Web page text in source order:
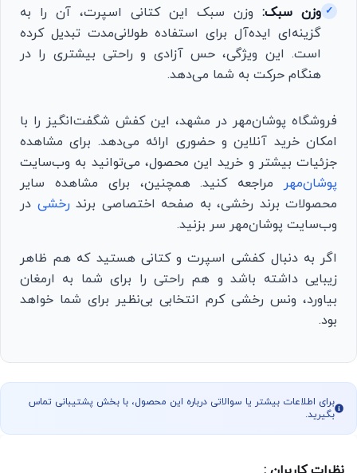
✓ وزن سبک: وزن سبک این کتانی اسپرت، آن را به
گزینه‌ای ایده‌آل برای استفاده طولانی‌مدت تبدیل کرده
است. این ویژگی، حس آزادی و راحتی بیشتری را در
هنگام حرکت به شما می‌دهد.
فروشگاه پوشان‌مهر در مشهد، این کفش شگفت‌انگیز را با
امکان خرید آنلاین و حضوری ارائه می‌دهد. برای مشاهده
جزئیات بیشتر و خرید این محصول، می‌توانید به وب‌سایت
پوشان‌مهر مراجعه کنید. همچنین، برای مشاهده سایر
محصولات برند رخشی، به صفحه اختصاصی برند رخشی در
وب‌سایت پوشان‌مهر سر بزنید.
اگر به دنبال کفشی اسپرت و کتانی هستید که هم ظاهر
زیبایی داشته باشد و هم راحتی را برای شما به ارمغان
بیاورد، ونس رخشی کرم انتخابی بی‌نظیر برای شما خواهد
بود.
برای اطلاعات بیشتر یا سوالاتی درباره این محصول، با بخش پشتیبانی تماس
بگیرید.